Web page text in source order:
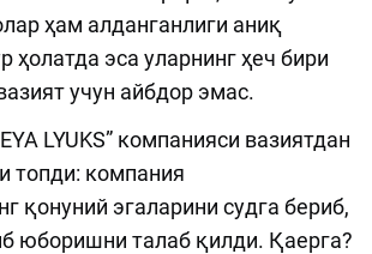
ҳам алданганлиги аниқ
ҳолатда эса уларнинг ҳеч бири
учун айбдор эмас.
LYUKS” компанияси вазиятдан
топди: компания
қонуний эгаларини судга бериб,
юборишни талаб қилди. Қаерга?